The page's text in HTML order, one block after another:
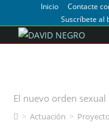
Inicio Contacte
Suscríbete al
El nuevo orden sexual
> Actuación >